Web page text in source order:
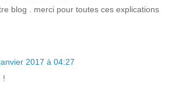
blog . merci pour toutes ces explications
2017 à 04:27
!